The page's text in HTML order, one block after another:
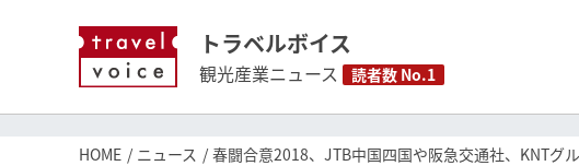
トラベルボイス
観光産業ニュース 読者数 No.1
HOME ニュース 春闘合意2018、JTB中国四国や阪急交通社、KNT